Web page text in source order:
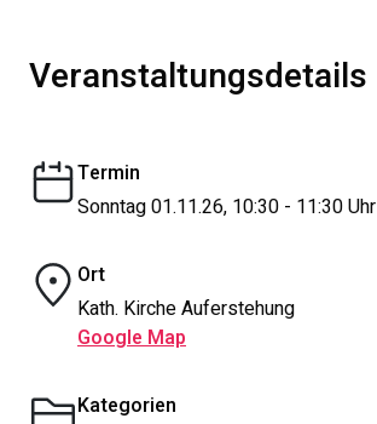
Veranstaltungsdetails
Termin
Sonntag 01.11.26, 10:30 - 11:30 Uhr
Ort
Kath. Kirche Auferstehung
Google Map
Kategorien